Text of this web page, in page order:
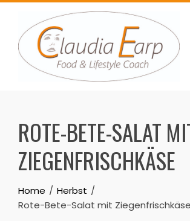
Skip
content
ROTE-BETE-SALAT
ZIEGENFRISCHKÄSE
Home
Herbst
Rote-Bete-Salat mit Ziegenfrischkäse